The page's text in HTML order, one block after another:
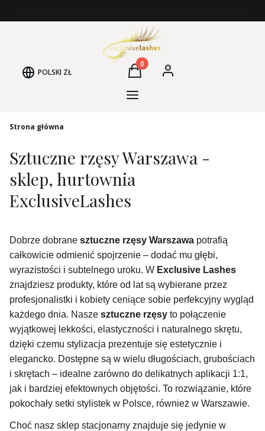
POLSKI ZŁ Produkty w koszyku: 0. Zobacz
Koszyk
Zaloguj się
Kategorie Produktów
Strona główna
Sztuczne rzęsy Warszawa -
sklep, hurtownia
ExclusiveLashes
Dobrze dobrane sztuczne rzęsy Warszawa potrafią
całkowicie odmienić spojrzenie – dodać mu głębi,
wyrazistości i subtelnego uroku. W Exclusive Lashes
znajdziesz produkty, które od lat są wybierane przez
profesjonalistki i kobiety ceniące sobie perfekcyjny wygląd
każdego dnia. Nasze sztuczne rzęsy to połączenie
wyjątkowej lekkości, elastyczności i naturalnego skrętu,
dzięki czemu stylizacja prezentuje się estetycznie i
elegancko. Dostępne są w wielu długościach, grubościach
i skrętach – idealne zarówno do delikatnych aplikacji 1:1,
jak i bardziej efektownych objętości. To rozwiązanie, które
pokochały setki stylistek w Polsce, również w Warszawie.
Choć nasz sklep stacjonarny znajduje się jedynie w